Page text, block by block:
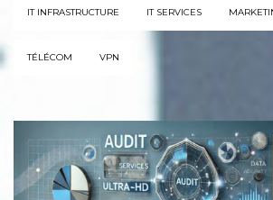
IT INFRASTRUCTURE IT SERVICES
TÉLÉCOM VPN